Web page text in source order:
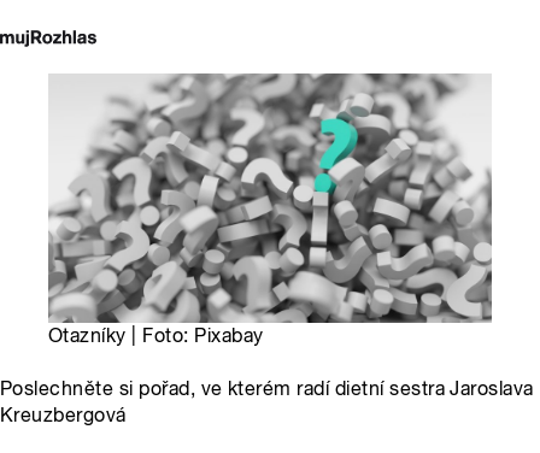
Otazníky | Foto: Pixabay
Poslechněte si pořad, ve kterém radí dietní sestra Jaroslava
Kreuzbergová